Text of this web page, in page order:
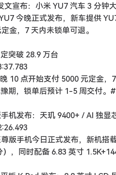
文宣布：小米 YU7 汽车 3 分
今晚正式发布，新车提供
金，7 天内未锁单可退。
突破 28.9 万台
10 点开始支付 5000 元定金
期，锁单后预计 1-5 周交付
机发布：天玑 9400+ / AI 独
版手机今日正式发布，新机
，同时配备 6.83 英寸